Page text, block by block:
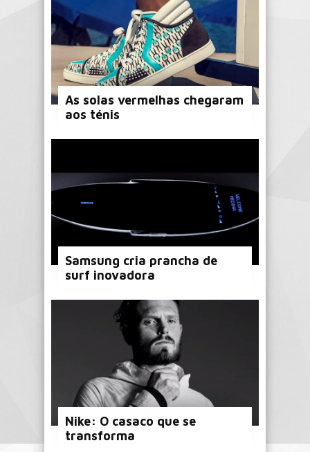
As solas vermelhas chegaram
aos ténis
Samsung cria prancha de
surf inovadora
Nike: O casaco que se
transforma